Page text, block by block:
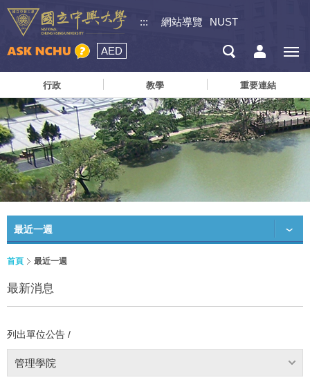
::: 網站導覽 NUST
AED
行政 教學 重要連結
最近一週
首頁 最近一週
最新消息
列出單位公告 /
管理學院